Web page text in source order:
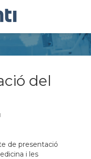
del
de presentació
i les